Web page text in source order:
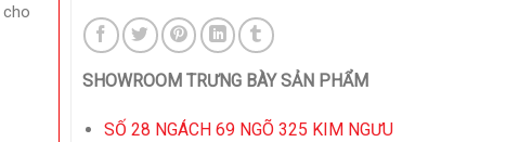
cho
SHOWROOM TRƯNG BÀY SẢN PHẨM
SỐ 28 NGÁCH 69 NGÕ 325 KIM NGƯU